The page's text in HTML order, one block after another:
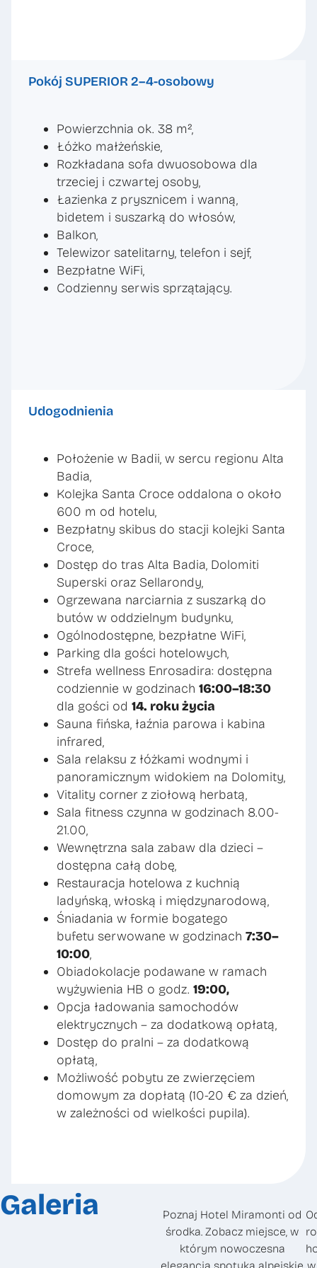
Pokój SUPERIOR 2–4-osobowy
Powierzchnia ok. 38 m²,
Łóżko małżeńskie,
Rozkładana sofa dwuosobowa dla
trzeciej i czwartej osoby,
Łazienka z prysznicem i wanną,
bidetem i suszarką do włosów,
Balkon,
Telewizor satelitarny, telefon i sejf,
Bezpłatne WiFi,
Codzienny serwis sprzątający.
Udogodnienia
Położenie w Badii, w sercu regionu Alta
Badia,
Kolejka Santa Croce oddalona o około
600 m od hotelu,
Bezpłatny skibus do stacji kolejki Santa
Croce,
Dostęp do tras Alta Badia, Dolomiti
Superski oraz Sellarondy,
Ogrzewana narciarnia z suszarką do
butów w oddzielnym budynku,
Ogólnodostępne, bezpłatne WiFi,
Parking dla gości hotelowych,
Strefa wellness Enrosadira: dostępna
codziennie w godzinach 16:00–18:30
dla gości od 14. roku życia
Sauna fińska, łaźnia parowa i kabina
infrared,
Sala relaksu z łóżkami wodnymi i
panoramicznym widokiem na Dolomity,
Vitality corner z ziołową herbatą,
Sala fitness czynna w godzinach 8.00-
21.00,
Wewnętrzna sala zabaw dla dzieci –
dostępna całą dobę,
Restauracja hotelowa z kuchnią
ladyńską, włoską i międzynarodową,
Śniadania w formie bogatego
bufetu serwowane w godzinach 7:30–
10:00,
Obiadokolacje podawane w ramach
wyżywienia HB o godz. 19:00,
Opcja ładowania samochodów
elektrycznych – za dodatkową opłatą,
Dostęp do pralni – za dodatkową
opłatą,
Możliwość pobytu ze zwierzęciem
domowym za dopłatą (10-20 € za dzień,
w zależności od wielkości pupila).
Galeria
Poznaj Hotel Miramonti od
środka. Zobacz miejsce, w
którym nowoczesna